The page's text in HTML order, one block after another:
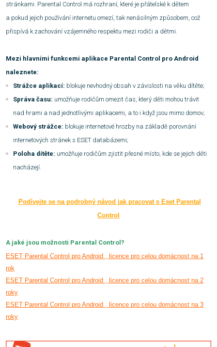
stránkami. Parental Control má rozhraní, které je přátelské k dětem
a pokud jejich používání internetu omezí, tak nenásilným způsobem, což
přispívá k zachování vzájemného respektu mezi rodiči a dětmi.
Mezi hlavními funkcemi aplikace Parental Control pro Android
naleznete:
Strážce aplikací: blokuje nevhodný obsah v závislosti na věku dítěte;
Správa času: umožňuje rodičům omezit čas, který děti mohou trávit
nad hrami a nad jednotlivými aplikacemi, a to i když jsou mimo domov;
Webový strážce: blokuje internetové hrozby na základě porovnání
internetových stránek s ESET databázemi;
Poloha dítěte: umožňuje rodičům zjistit přesné místo, kde se jejich děti
nacházejí.
Podívejte se na podrobný návod jak pracovat s Eset Parental
Control
A jaké jsou možnosti Parental Control?
ESET Parental Control pro Android , licence pro celou domácnost na 1
rok
ESET Parental Control pro Android , licence pro celou domácnost na 2
roky
ESET Parental Control pro Android , licence pro celou domácnost na 3
roky